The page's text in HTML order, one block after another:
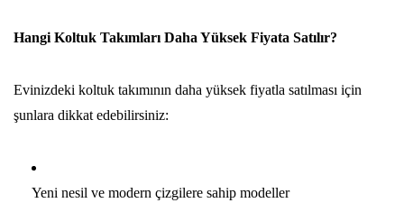
Hangi Koltuk Takımları Daha Yüksek Fiyata Satılır?
Evinizdeki koltuk takımının daha yüksek fiyatla satılması için
şunlara dikkat edebilirsiniz:
Yeni nesil ve modern çizgilere sahip modeller